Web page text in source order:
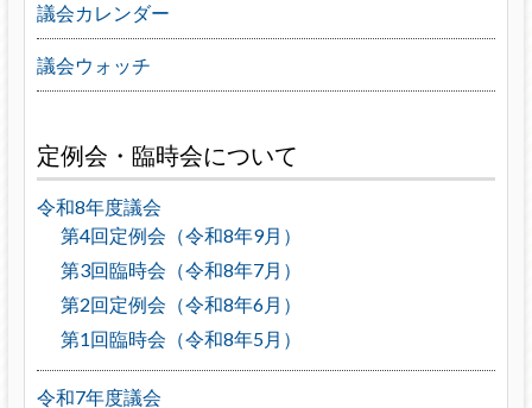
議会カレンダー
議会ウォッチ
定例会・臨時会について
令和8年度議会
第4回定例会（令和8年9月）
第3回臨時会（令和8年7月）
第2回定例会（令和8年6月）
第1回臨時会（令和8年5月）
令和7年度議会